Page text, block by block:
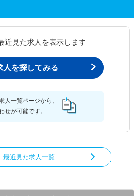
近見た求人を表示します
人を探してみる
人一覧ページから、
せが可能です。
最近見た求人一覧